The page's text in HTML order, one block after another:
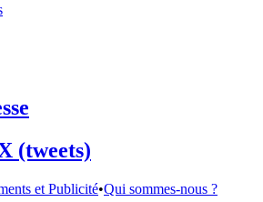
(tweets)
et Publicité•Qui sommes-nous ?